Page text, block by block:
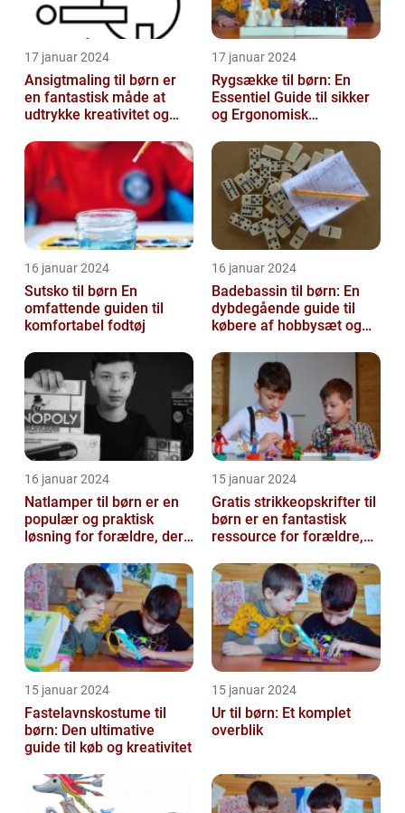
17 januar 2024
Ansigtmaling til børn er
en fantastisk måde at
udtrykke kreativitet og
17 januar 2024
Rygsække til børn: En
Essentiel Guide til sikker
og Ergonomisk
16 januar 2024
Sutsko til børn En
omfattende guiden til
komfortabel fodtøj
16 januar 2024
Badebassin til børn: En
dybdegående guide til
købere af hobbysæt og
16 januar 2024
Natlamper til børn er en
populær og praktisk
løsning for forældre, der
beroligend...
15 januar 2024
Gratis strikkeopskrifter til
børn er en fantastisk
ressource for forældre,
strikke...
15 januar 2024
Fastelavnskostume til
børn: Den ultimative
guide til køb og kreativitet
15 januar 2024
Ur til børn: Et komplet
overblik